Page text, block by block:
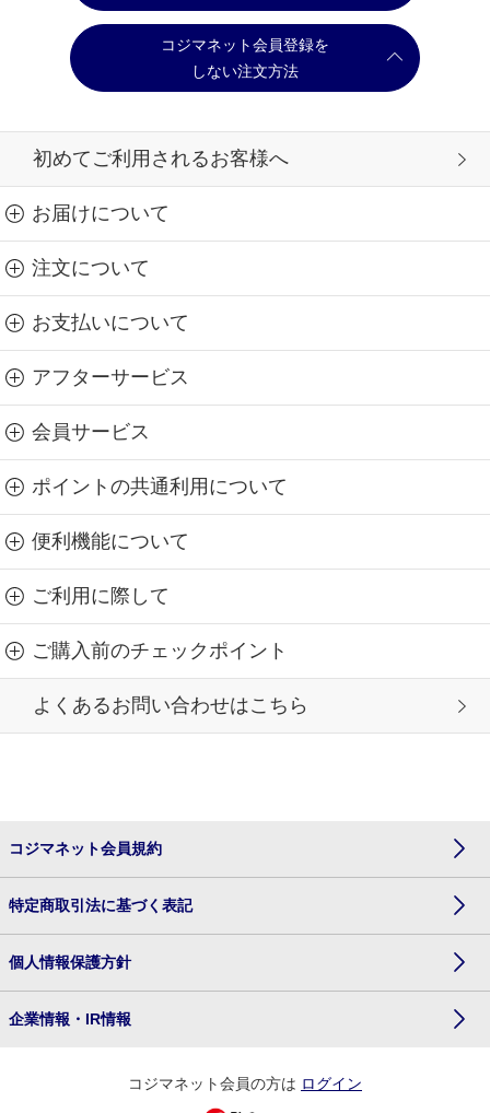
コジマネット会員登録を
しない注文方法
初めてご利用されるお客様へ
お届けについて
注文について
お支払いについて
アフターサービス
会員サービス
ポイントの共通利用について
便利機能について
ご利用に際して
ご購入前のチェックポイント
よくあるお問い合わせはこちら
コジマネット会員規約
特定商取引法に基づく表記
個人情報保護方針
企業情報・IR情報
コジマネット会員の方は ログイン